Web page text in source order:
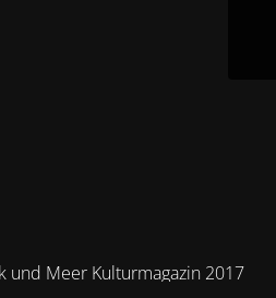
und Meer Kulturmagazin 2017